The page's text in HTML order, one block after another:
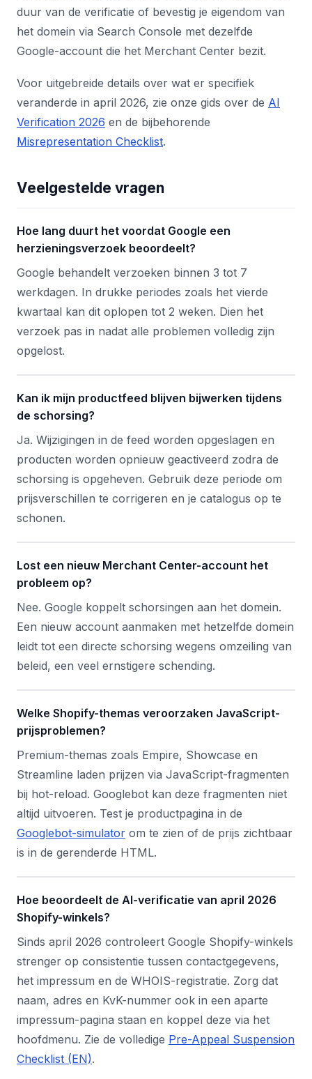
duur van de verificatie of bevestig je eigendom van
het domein via Search Console met dezelfde
Google-account die het Merchant Center bezit.
Voor uitgebreide details over wat er specifiek
veranderde in april 2026, zie onze gids over de AI
Verification 2026 en de bijbehorende
Misrepresentation Checklist.
Veelgestelde vragen
Hoe lang duurt het voordat Google een
herzieningsverzoek beoordeelt?
Google behandelt verzoeken binnen 3 tot 7
werkdagen. In drukke periodes zoals het vierde
kwartaal kan dit oplopen tot 2 weken. Dien het
verzoek pas in nadat alle problemen volledig zijn
opgelost.
Kan ik mijn productfeed blijven bijwerken tijdens
de schorsing?
Ja. Wijzigingen in de feed worden opgeslagen en
producten worden opnieuw geactiveerd zodra de
schorsing is opgeheven. Gebruik deze periode om
prijsverschillen te corrigeren en je catalogus op te
schonen.
Lost een nieuw Merchant Center-account het
probleem op?
Nee. Google koppelt schorsingen aan het domein.
Een nieuw account aanmaken met hetzelfde domein
leidt tot een directe schorsing wegens omzeiling van
beleid, een veel ernstigere schending.
Welke Shopify-themas veroorzaken JavaScript-
prijsproblemen?
Premium-themas zoals Empire, Showcase en
Streamline laden prijzen via JavaScript-fragmenten
bij hot-reload. Googlebot kan deze fragmenten niet
altijd uitvoeren. Test je productpagina in de
Googlebot-simulator om te zien of de prijs zichtbaar
is in de gerenderde HTML.
Hoe beoordeelt de AI-verificatie van april 2026
Shopify-winkels?
Sinds april 2026 controleert Google Shopify-winkels
strenger op consistentie tussen contactgegevens,
het impressum en de WHOIS-registratie. Zorg dat
naam, adres en KvK-nummer ook in een aparte
impressum-pagina staan en koppel deze via het
hoofdmenu. Zie de volledige Pre-Appeal Suspension
Checklist (EN).